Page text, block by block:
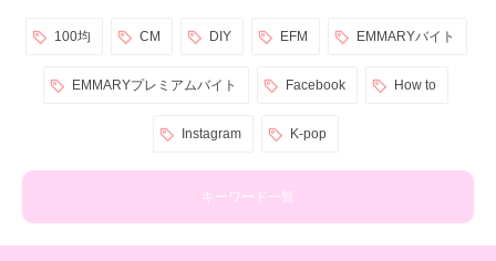
100均 CM DIY EFM EMMARYバイト
EMMARYプレミアムバイト Facebook How to
Instagram K-pop
キーワード一覧